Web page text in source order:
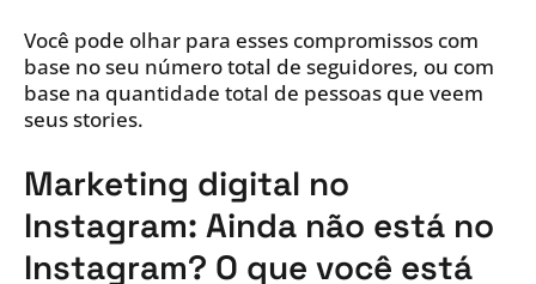
Você pode olhar para esses compromissos com
base no seu número total de seguidores, ou com
base na quantidade total de pessoas que veem
seus stories.
Marketing digital no
Instagram: Ainda não está no
Instagram? O que você está